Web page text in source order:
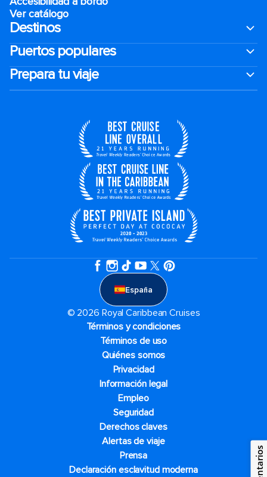
Ver catálogo
Destinos
Puertos populares
Prepara tu viaje
España
© 2026 Royal Caribbean Cruises
Términos y condiciones
Términos de uso
Quiénes somos
Privacidad
Información legal
Empleo
Seguridad
Derechos claves
Alertas de viaje
Prensa
Declaración esclavitud moderna